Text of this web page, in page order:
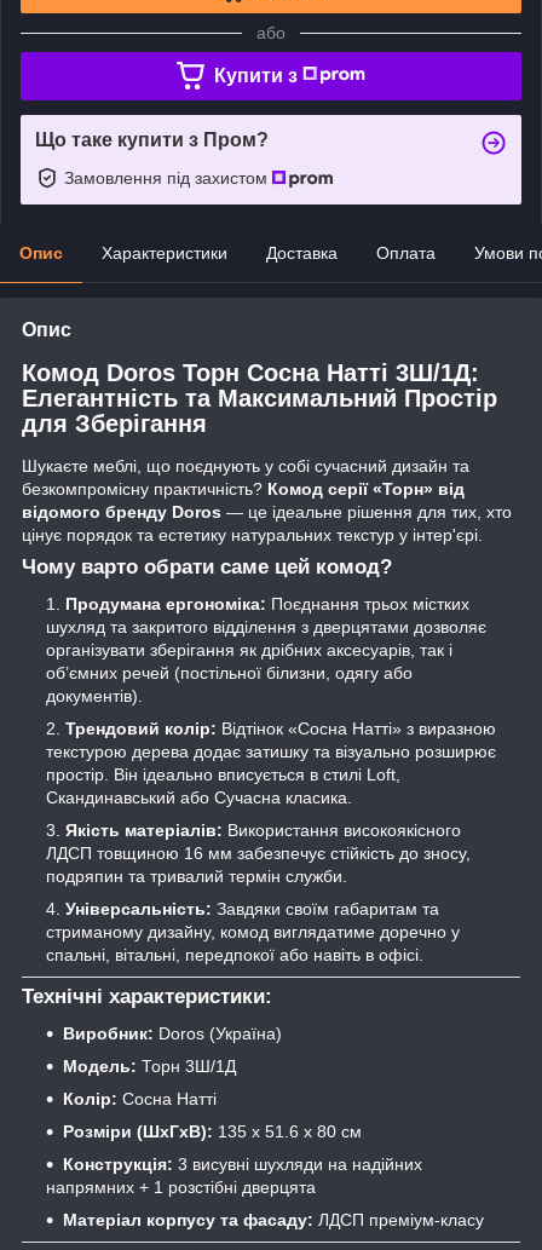
або
Купити з
Що таке купити з Пром?
Замовлення під захистом
Опис Характеристики Доставка Оплата Умови
Опис
Комод Doros Торн Сосна Натті 3Ш/1Д:
Елегантність та Максимальний Простір
для Зберігання
Шукаєте меблі, що поєднують у собі сучасний дизайн та
безкомпромісну практичність? Комод серії «Торн» від
відомого бренду Doros — це ідеальне рішення для тих, хто
цінує порядок та естетику натуральних текстур у інтер'єрі.
Чому варто обрати саме цей комод?
Продумана ергономіка: Поєднання трьох містких
шухляд та закритого відділення з дверцятами дозволяє
організувати зберігання як дрібних аксесуарів, так і
об’ємних речей (постільної білизни, одягу або
документів).
Трендовий колір: Відтінок «Сосна Натті» з виразною
текстурою дерева додає затишку та візуально розширює
простір. Він ідеально вписується в стилі Loft,
Скандинавський або Сучасна класика.
Якість матеріалів: Використання високоякісного
ЛДСП товщиною 16 мм забезпечує стійкість до зносу,
подряпин та тривалий термін служби.
Універсальність: Завдяки своїм габаритам та
стриманому дизайну, комод виглядатиме доречно у
спальні, вітальні, передпокої або навіть в офісі.
Технічні характеристики:
Виробник: Doros (Україна)
Модель: Торн 3Ш/1Д
Колір: Сосна Натті
Розміри (ШхГхВ): 135 х 51.6 х 80 см
Конструкція: 3 висувні шухляди на надійних
напрямних + 1 розстібні дверцята
Матеріал корпусу та фасаду: ЛДСП преміум-класу